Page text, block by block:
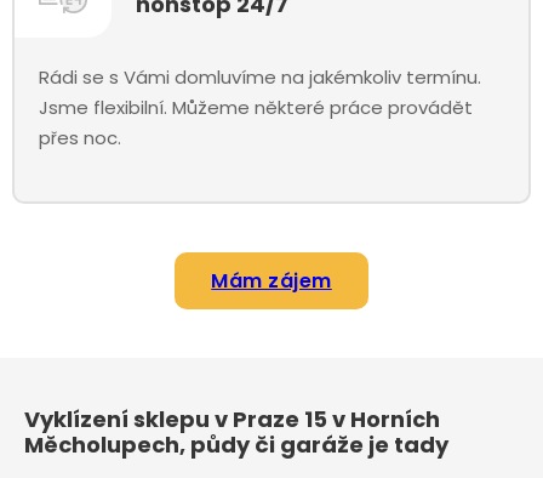
Rádi se s Vámi domluvíme na jakémkoliv termínu.
Jsme flexibilní. Můžeme některé práce provádět
přes noc.
Mám zájem
Vyklízení sklepu v Praze 15 v Horních
Měcholupech, půdy či garáže je tady